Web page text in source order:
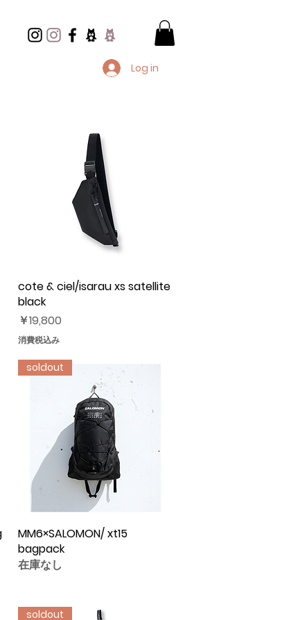
Log in
クイックビュー
cote & ciel/isarau xs satellite
black
価格
￥19,800
消費税込み
クイックビュー
soldout
MM6×SALOMON/ xt15
bagpack
在庫なし
soldout